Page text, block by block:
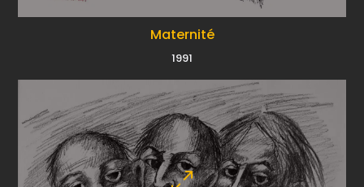
Maternité
1991